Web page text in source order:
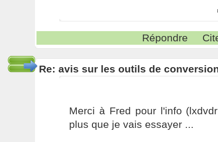
Répondre
Re: avis sur les outils de
Merci à Fred pour l'info
plus que je vais essayer ...